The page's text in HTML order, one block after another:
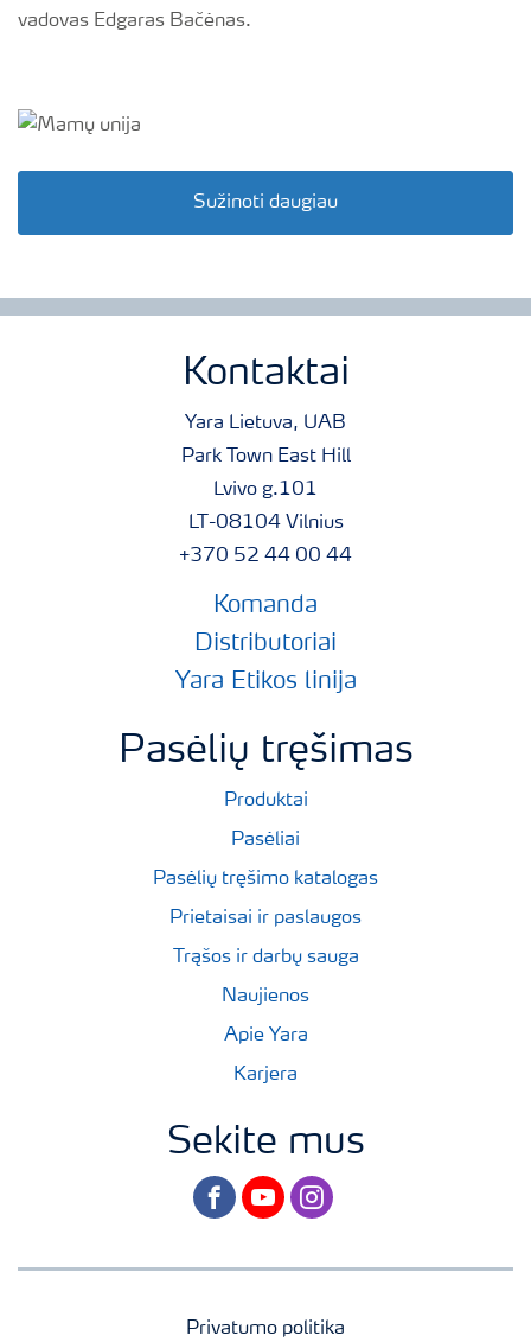
vadovas Edgaras Bačėnas.
Sužinoti daugiau
Kontaktai
Yara Lietuva, UAB
Park Town East Hill
Lvivo g.101
LT-08104 Vilnius
+370 52 44 00 44
Komanda
Distributoriai
Yara Etikos linija
Pasėlių tręšimas
Produktai
Pasėliai
Pasėlių tręšimo katalogas
Prietaisai ir paslaugos
Trąšos ir darbų sauga
Naujienos
Apie Yara
Karjera
Sekite mus
facebookyoutubeinstagram
Privatumo politika